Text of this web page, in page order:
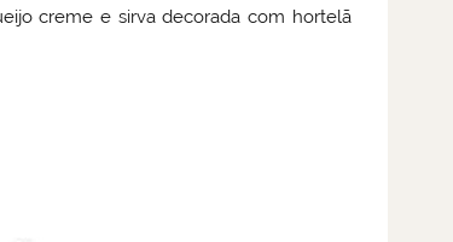
creme e sirva decorada com hortelã